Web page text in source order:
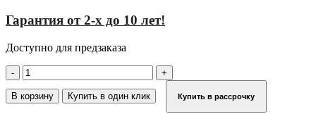
Гарантия от 2-х до 10 лет!
Доступно для предзаказа
Количество
товара
Пружинный
В корзину Купить в один клик Купить в рассрочку